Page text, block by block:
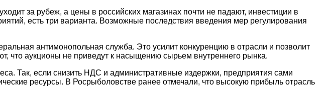
за рубеж, а цены в российских магазинах почти не падают, инвестиции в
есть три варианта. Возможные последствия введения мер регулирования
антимонопольная служба. Это усилит конкуренцию в отрасли и позволит
что аукционы не приведут к насыщению сырьем внутреннего рынка.
Так, если снизить НДС и административные издержки, предприятия сами
ресурсы. В Росрыболовстве ранее отмечали, что высокую прибыль отрасль